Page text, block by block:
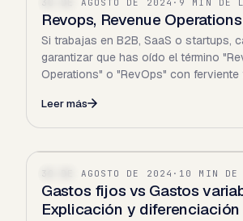
30 DE AGOSTO DE 2024 · 9 MIN DE
Revops, Revenue Operations
Si trabajas en B2B, SaaS o startups,
garantizar que has oído el término
Operations" o "RevOps" con ferviente
Leer más
30 DE AGOSTO DE 2024 · 10 MIN DE
Gastos fijos vs Gastos
Explicación y diferenciación